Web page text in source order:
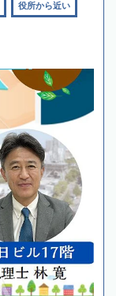
役所から近い